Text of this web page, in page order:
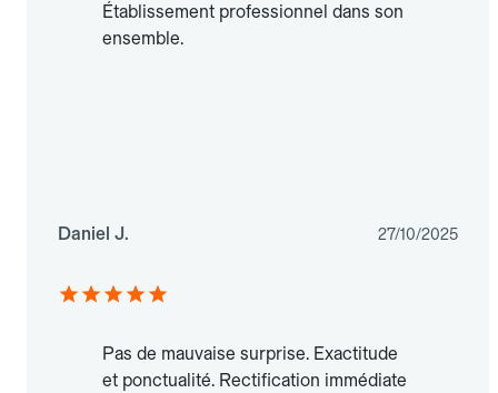
Établissement professionnel dans son
ensemble.
Daniel J. 27/10/2025
Pas de mauvaise surprise. Exactitude
et ponctualité. Rectification immédiate